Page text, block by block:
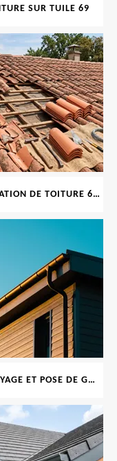
SUR TUILE 69
RÉPARATION DE TOITURE 69 RHONE, TUILES CASSÉES OU ABIMÉES
NETTOYAGE ET POSE DE GOUTTIÈRE 69